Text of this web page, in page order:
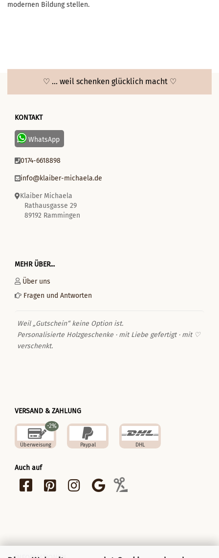
modernen Bildung stellen.
♡ ... weil schenken glücklich macht ♡
KONTAKT
WhatsApp
0174-6618898
info@klaiber-michaela.de
Klaiber Michaela
Rathausgasse 29
89192 Rammingen
MEHR ÜBER...
Über uns
Fragen und Antworten
Weil „Gutschein“ keine Option ist.
Personalisierte Holzgeschenke · mit Liebe gefertigt · mit ♡
verschenkt.
VERSAND & ZAHLUNG
Überweisung
-2%
Paypal DHL
Auch auf